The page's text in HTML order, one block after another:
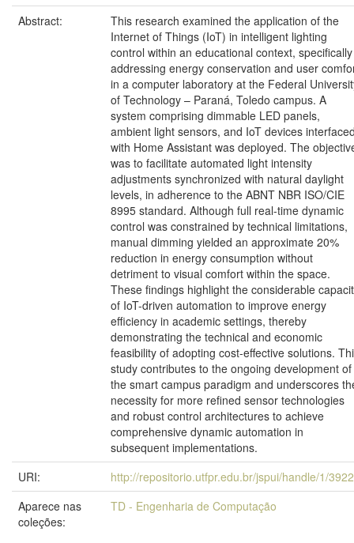
Abstract:
This research examined the application of the
Internet of Things (IoT) in intelligent lighting
control within an educational context, specifically
addressing energy conservation and user
in a computer laboratory at the Federal
of Technology – Paraná, Toledo campus. A
system comprising dimmable LED panels,
ambient light sensors, and IoT devices
with Home Assistant was deployed. The
was to facilitate automated light intensity
adjustments synchronized with natural daylight
levels, in adherence to the ABNT NBR ISO/CIE
8995 standard. Although full real-time dynamic
control was constrained by technical limitations,
manual dimming yielded an approximate 20%
reduction in energy consumption without
detriment to visual comfort within the space.
These findings highlight the considerable
of IoT-driven automation to improve energy
efficiency in academic settings, thereby
demonstrating the technical and economic
feasibility of adopting cost-effective solutions.
study contributes to the ongoing development of
the smart campus paradigm and underscores
necessity for more refined sensor technologies
and robust control architectures to achieve
comprehensive dynamic automation in
subsequent implementations.
URI:
http://repositorio.utfpr.edu.br/jspui/handle/1/
Aparece nas
coleções:
TD - Engenharia de Computação